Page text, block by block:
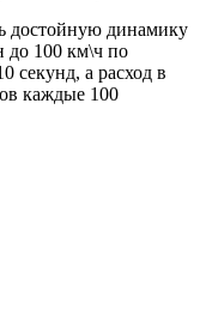
достойную динамику
до 100 км\ч по
секунд, а расход в
каждые 100